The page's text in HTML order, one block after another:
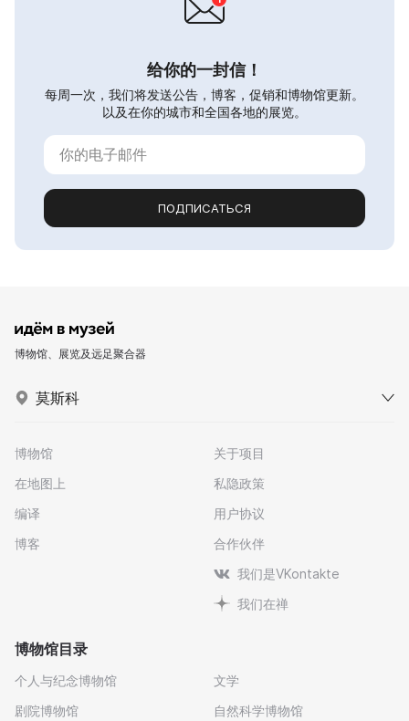
给你的一封信！
每周一次，我们将发送公告，博客，促销和博物馆更新。
以及在你的城市和全国各地的展览。
ПОДПИСАТЬСЯ
博物馆、展览及远足聚合器
莫斯科
博物馆
在地图上
编译
博客
关于项目
私隐政策
用户协议
合作伙伴
我们是VKontakte
我们在禅
博物馆目录
个人与纪念博物馆
剧院博物馆
文学
自然科学博物馆